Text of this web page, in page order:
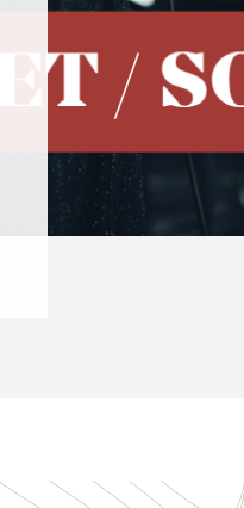
résister à
Ce concert
EN SAVOIR